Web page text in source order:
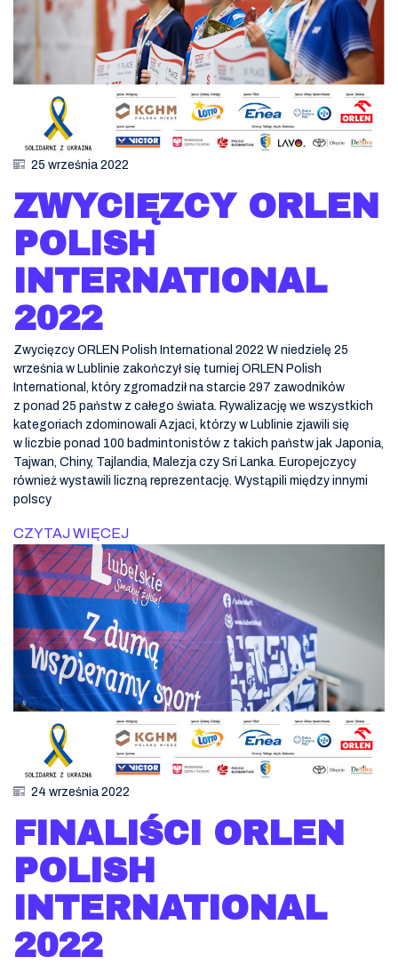
25 września 2022
ZWYCIĘZCY ORLEN
POLISH
INTERNATIONAL
2022
Zwycięzcy ORLEN Polish International 2022 W niedzielę 25
września w Lublinie zakończył się turniej ORLEN Polish
International, który zgromadził na starcie 297 zawodników
z ponad 25 państw z całego świata. Rywalizację we wszystkich
kategoriach zdominowali Azjaci, którzy w Lublinie zjawili się
w liczbie ponad 100 badmintonistów z takich państw jak Japonia,
Tajwan, Chiny, Tajlandia, Malezja czy Sri Lanka. Europejczycy
również wystawili liczną reprezentację. Wystąpili między innymi
polscy
CZYTAJ WIĘCEJ
24 września 2022
FINALIŚCI ORLEN
POLISH
INTERNATIONAL
2022